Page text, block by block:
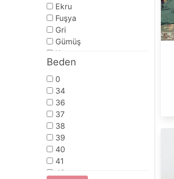
Ekru
Fuşya
Gri
Gümüş
Krem
Kırmızı
Lacivert
Lila
Mavi
Mercan
Pembe
Pudra
Rose
Siyah
Yeşil
Beden
0
34
36
37
38
39
40
41
42